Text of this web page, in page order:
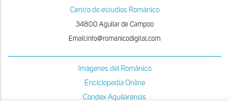
Centro de estudios Románico
34800 Aguilar de Campoo
Email:info@romanicodigital.com
Imágenes del Románico
Enciclopedia Online
Condex Aquilarensis